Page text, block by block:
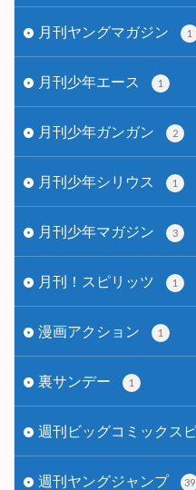
月刊ヤングマガジン 1
月刊少年エース 1
月刊少年ガンガン 2
月刊少年シリウス 1
月刊少年マガジン 3
月刊！スピリッツ 1
漫画アクション 1
裏サンデー 1
週刊ビッグコミックス
週刊ヤングジャンプ 39